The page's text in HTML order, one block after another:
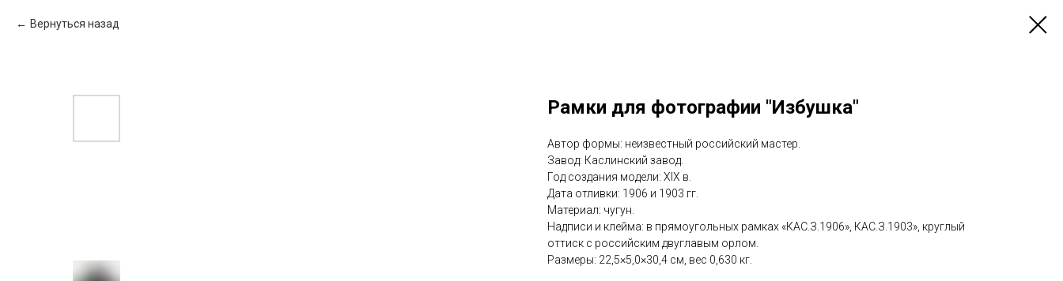
Вернуться назад
Рамки для фотографии "Избушка"
Автор формы: неизвестный российский мастер.
Завод: Каслинский завод.
Год создания модели: XIX в.
Дата отливки: 1906 и 1903 гг.
Материал: чугун.
Надписи и клейма: в прямоугольных рамках «КАС.З.1906», КАС.З.1903», круглый
оттиск с российским двуглавым орлом.
Размеры: 22,5×5,0×30,4 см, вес 0,630 кг.